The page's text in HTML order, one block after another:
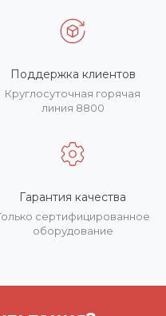
Поддержка клиентов
Круглосуточная горячая
линия 8800
Гарантия качества
сертифицированное
оборудование